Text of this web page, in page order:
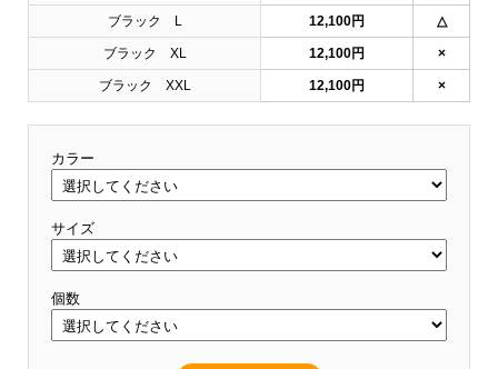
ブラック L 12,100円 △
ブラック XL 12,100円 ×
ブラック XXL 12,100円 ×
カラー
サイズ
個数